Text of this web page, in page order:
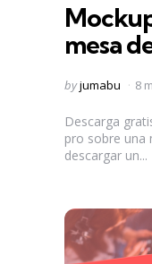
mesa
Posted
byjumabu 8
Descarga
pro sobre una
descargar un...